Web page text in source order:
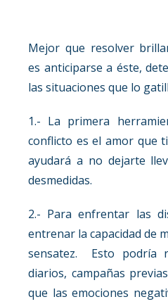
Mejor que resolver
es anticiparse a éste,
las situaciones que lo
1.- La primera
conflicto es el amor que
ayudará a no dejarte
desmedidas.
2.- Para enfrentar las
entrenar la capacidad de
sensatez. Esto podría
diarios, campañas
que las emociones